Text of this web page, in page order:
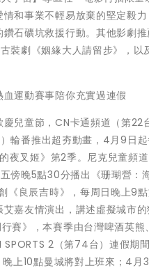
和事業不輕易放棄的堅定毅
石礦坑救援行動。其他影劇
裝劇《姻緣大人請留步》，
運動賽事陪你充實過連假
兒童節，CN卡通頻道（第
輪番推出超夯動畫，4月9日
夜叉姬》第2季。尼克兒童頻
傍晚5點30分播出《珊瑚營：
《良辰吉時》，每周日晚上9
嘉友情演出，講述虛擬城市
賽》，本賽季由台灣啤酒英熊
SPORTS 2（第74台）連假
上10點曼城將對上班來；4月